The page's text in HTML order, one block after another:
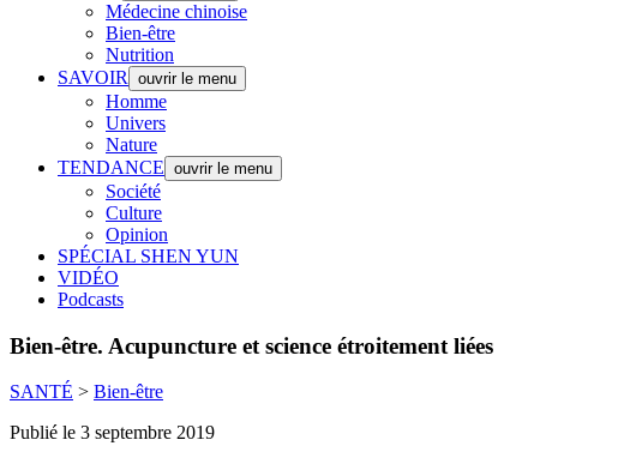
Médecine chinoise
Bien-être
Nutrition
SAVOIR
ouvrir le menu
Homme
Univers
Nature
TENDANCE ouvrir le menu
Société
Culture
Opinion
SPÉCIAL SHEN YUN
VIDÉO
Podcasts
Bien-être. Acupuncture et science étroitement liées
SANTÉ > Bien-être
Publié le 3 septembre 2019